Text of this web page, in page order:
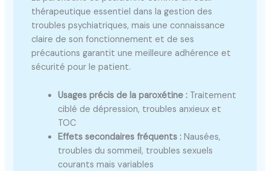
thérapeutique essentiel dans la gestion des
troubles psychiatriques, mais une connaissance
claire de son fonctionnement et de ses
précautions garantit une meilleure adhérence et
sécurité pour le patient.
Usages précis de la paroxétine : Traitement
ciblé de dépression, troubles anxieux et
TOC
Effets secondaires fréquents : Nausées,
troubles du sommeil, troubles sexuels
courants mais variables